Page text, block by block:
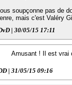
soupçonne pas de
mais c'est Valéry
| 30/05/15 17:11
Amusant ! Il est vrai
| 31/05/15 09:16